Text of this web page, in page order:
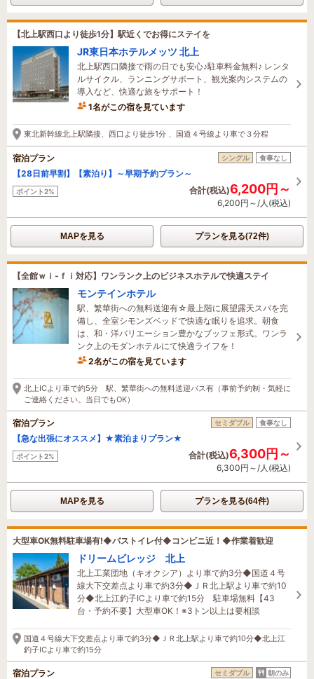
【北上駅西口より徒歩1分】駅近くでお得にステイを
JR東日本ホテルメッツ 北上
北上駅西口隣接で雨の日でも安心♪駐車料金無料♪ レンタ
ルサイクル、ランニングサポート、観光案内システムの
導入など、快適な旅をサポート！
1名がこの宿を見ています
たった今予約されました
東北新幹線北上駅隣接、西口より徒歩1分 、国道４号線より車で３分程
宿泊プラン シングル 食事なし
【28日前早割】【素泊り】～早期予約プラン～
ポイント2% 合計(税込)6,200円～
6,200円～/人(税込)
MAPを見る プランを見る(72件)
【全館ｗｉ‐ｆｉ対応】ワンランク上のビジネスホテルで快適ステイ
モンテインホテル
駅、繁華街への無料送迎有☆最上階に展望露天スパを完
備し、全室シモンズベッドで快適な眠りを追求。朝食
は、和・洋バリエーション豊かなブッフェ形式。ワンラ
ンク上のモダンホテルにて快適ライフを！
2名がこの宿を見ています
2時間前に予約されました
北上ICより車で約5分 駅、繁華街への無料送迎バス有（事前予約制・気軽に
ご連絡ください。当日でもOK）
宿泊プラン セミダブル 食事なし
【急な出張にオススメ】★素泊まりプラン★
ポイント2% 合計(税込)6,300円～
6,300円～/人(税込)
MAPを見る プランを見る(64件)
大型車OK無料駐車場有!◆バストイレ付◆コンビニ近！◆作業着歓迎
ドリームビレッジ 北上
北上工業団地（キオクシア）より車で約3分◆国道４号
線大下交差点より車で約3分◆ＪＲ北上駅より車で約10
分◆北上江釣子ICより車で約15分 駐車場無料【43
台・予約不要】大型車OK！※3トン以上は要相談
国道４号線大下交差点より車で約3分◆ＪＲ北上駅より車で約10分◆北上江
釣子ICより車で約15分
宿泊プラン セミダブル 朝のみ